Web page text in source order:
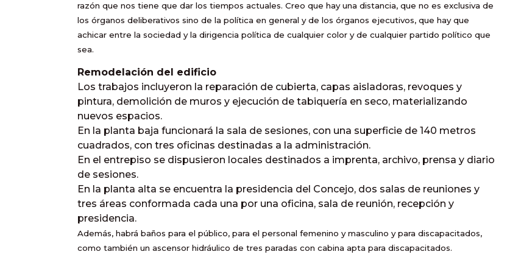
razón que nos tiene que dar los tiempos actuales. Creo que hay una distancia, que no es exclusiva de
los órganos deliberativos sino de la política en general y de los órganos ejecutivos, que hay que
achicar entre la sociedad y la dirigencia política de cualquier color y de cualquier partido político que
sea.
Remodelación del edificio
Los trabajos incluyeron la reparación de cubierta, capas aisladoras, revoques y
pintura, demolición de muros y ejecución de tabiquería en seco, materializando
nuevos espacios.
En la planta baja funcionará la sala de sesiones, con una superficie de 140 metros
cuadrados, con tres oficinas destinadas a la administración.
En el entrepiso se dispusieron locales destinados a imprenta, archivo, prensa y diario
de sesiones.
En la planta alta se encuentra la presidencia del Concejo, dos salas de reuniones y
tres áreas conformada cada una por una oficina, sala de reunión, recepción y
presidencia.
Además, habrá baños para el público, para el personal femenino y masculino y para discapacitados,
como también un ascensor hidráulico de tres paradas con cabina apta para discapacitados.